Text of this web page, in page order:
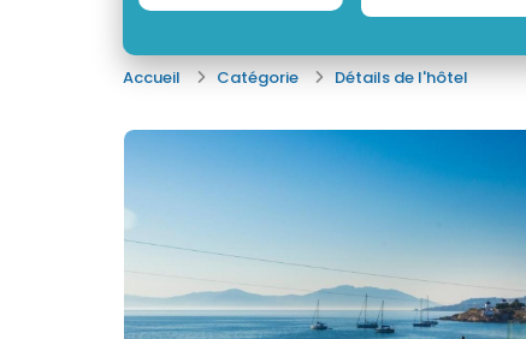
Accueil Catégorie Détails de l'hôtel